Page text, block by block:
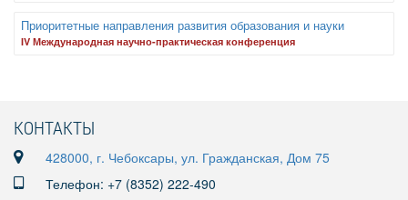
Приоритетные направления развития образования и науки
IV Международная научно-практическая конференция
КОНТАКТЫ
428000, г. Чебоксары, ул. Гражданская, Дом 75
Телефон: +7 (8352) 222-490